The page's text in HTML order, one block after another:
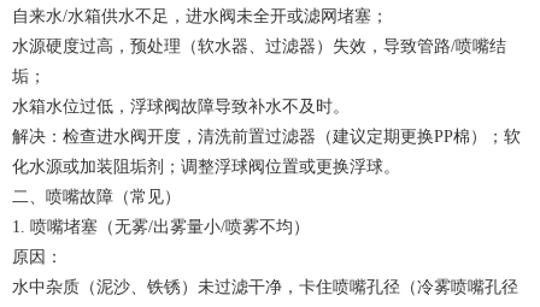
自来水/水箱供水不足，进水阀未全开或滤网堵塞；
水源硬度过高，预处理（软水器、过滤器）失效，导致管路/喷嘴结
垢；
水箱水位过低，浮球阀故障导致补水不及时。
解决：检查进水阀开度，清洗前置过滤器（建议定期更换PP棉）；软
化水源或加装阻垢剂；调整浮球阀位置或更换浮球。
二、喷嘴故障（常见）
1. 喷嘴堵塞（无雾/出雾量小/喷雾不均）
原因：
水中杂质（泥沙、铁锈）未过滤干净，卡住喷嘴孔径（冷雾喷嘴孔径